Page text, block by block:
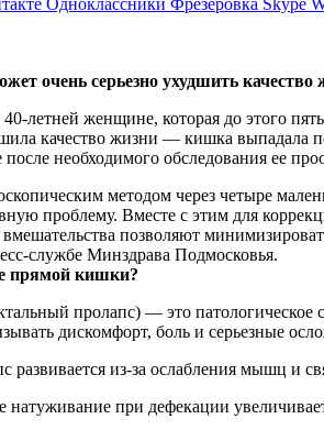
очень серьезно ухудшить качество
летней женщине, которая до этого
качество жизни — кишка выпадала
после необходимого обследования ее
методом через четыре
проблему. Вместе с этим для
позволяют
службе Минздрава Подмосковья.
прямой кишки?
пролапс) — это патологическое
дискомфорт, боль и серьезные
развивается из-за ослабления мышц
натуживание при дефекации